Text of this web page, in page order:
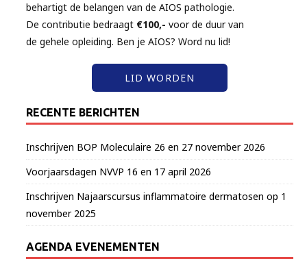
behartigt de belangen van de AIOS pathologie.
De contributie bedraagt €100,- voor de duur van
de gehele opleiding. Ben je AIOS? Word nu lid!
LID WORDEN
RECENTE BERICHTEN
Inschrijven BOP Moleculaire 26 en 27 november 2026
Voorjaarsdagen NVVP 16 en 17 april 2026
Inschrijven Najaarscursus inflammatoire dermatosen op 1
november 2025
AGENDA EVENEMENTEN